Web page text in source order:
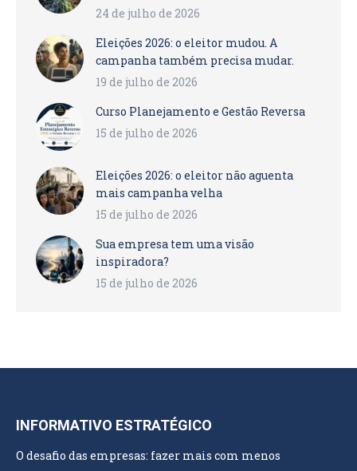
24 de julho de 2026
Eleições 2026: o eleitor mudou. A
campanha também precisa mudar.
19 de julho de 2026
Curso Planejamento e Gestão Reversa
15 de julho de 2026
Eleições 2026: o eleitor não aguenta
mais campanha velha
15 de julho de 2026
Sua empresa tem uma visão
inspiradora?
15 de julho de 2026
INFORMATIVO ESTRATÉGICO
O desafio das empresas: fazer mais com menos